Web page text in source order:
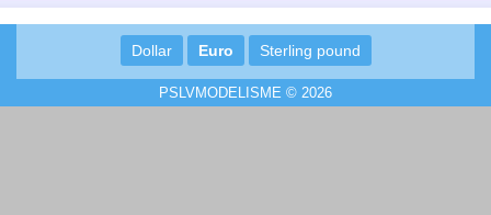
Dollar Euro Sterling pound
PSLVMODELISME © 2026